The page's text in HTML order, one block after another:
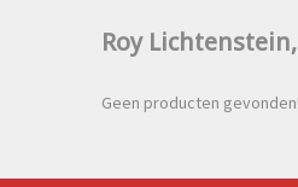
Roy Lichtenstein,
Geen producten